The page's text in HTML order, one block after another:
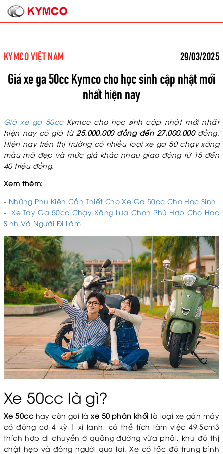
KYMCO VIỆT NAM 29/03/2025
Giá xe ga 50cc Kymco cho học sinh cập nhật mới
nhất hiện nay
Giá xe ga 50ccKymco cho học sinh cập nhật mới nhất
hiện nay có giá từ25.000.000 đồng đến 27.000.000đồng.
Hiện nay trên thị trường có nhiều loại xe ga 50 chạy xăng
mẫu mã đẹp và mức giá khác nhau giao động từ 15 đến
40 triệu đồng.
Xem thêm:
- Những Phụ Kiện Cần Thiết Cho Xe Ga 50cc Cho Học Sinh
-Xe Tay Ga 50cc Chạy Xăng Lựa Chọn Phù Hợp Cho Học
Sinh Và Người Đi Làm
Xe 50cc là gì?
Xe 50cchay còn gọi làxe 50 phân khối là loại xe gắn máy
có động cơ 4 kỳ 1 xi lanh, có thể tích làm việc 49,5cm3
thích hợp di chuyển ở quảng đường vừa phải, khu đô thị
chật hẹp và đông người qua lại. Xe có tốc độ trung bình